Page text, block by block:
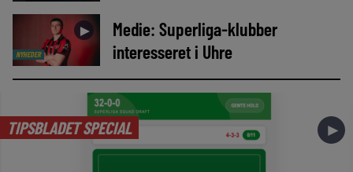
NYHEDER
►
Medie: Superliga-klubber
interesseret i Uhre
TIPSBLADET SPECIAL ►